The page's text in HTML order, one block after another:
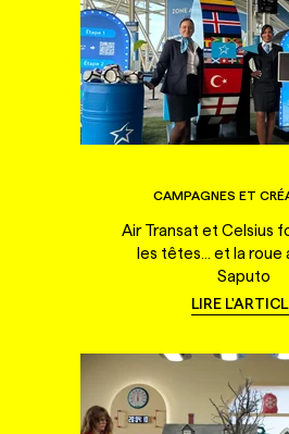
CAMPAGNES ET
Air Transat et Celsius
les têtes... et la roue
Saputo
LIRE